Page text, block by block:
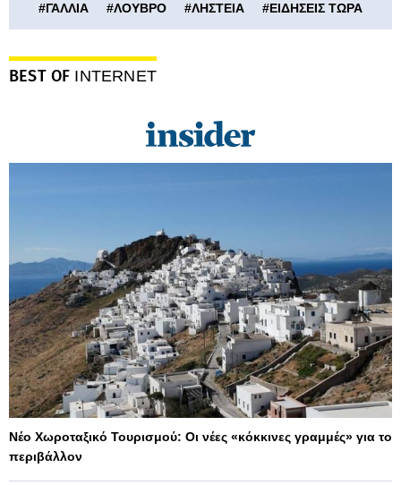
#ΓΑΛΛΙΑ #ΛΟΥΒΡΟ #ΛΗΣΤΕΙΑ #ΕΙΔΗΣΕΙΣ ΤΩΡΑ
BEST OF INTERNET
Νέο Χωροταξικό Τουρισμού: Οι νέες «κόκκινες γραμμές» για το
περιβάλλον